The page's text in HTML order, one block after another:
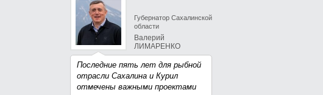
Губернатор Сахалинской
области
Валерий
ЛИМАРЕНКО
Последние пять лет для рыбной
отрасли Сахалина и Курил
отмечены важными проектами